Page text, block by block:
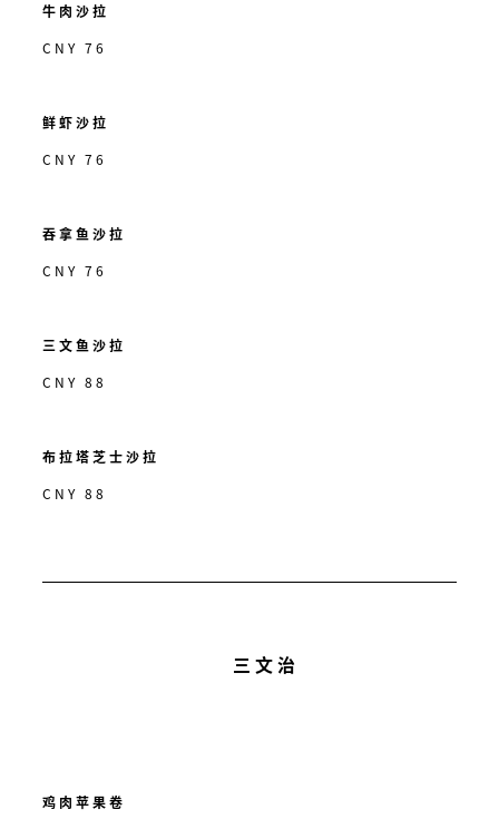
牛肉沙拉
CNY 76
鲜虾沙拉
CNY 76
吞拿鱼沙拉
CNY 76
三文鱼沙拉
CNY 88
布拉塔芝士沙拉
CNY 88
三文治
鸡肉苹果卷